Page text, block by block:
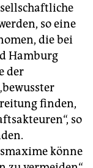
so eine
die bei
Hamburg
der
finden,
so
könne